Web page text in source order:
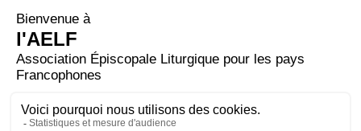
Aussi, je vous le déclare :
au jour du Jugement,
le pays de Sodome sera traité moins sévèrement que
toi. »
– Acclamons la Parole de Dieu.